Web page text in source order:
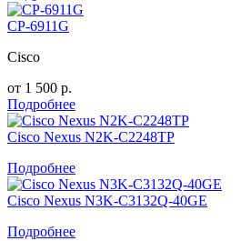
CP-6911G
Cisco
от 1 500 р.
Подробнее
Cisco Nexus N2K-C2248TP
Подробнее
Cisco Nexus N3K-C3132Q-40GE
Подробнее